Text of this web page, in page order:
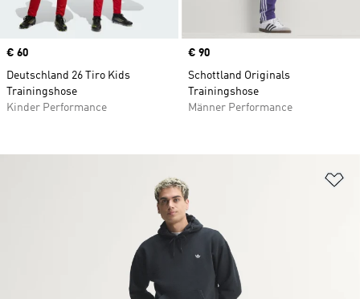
Price
€ 60
Deutschland 26 Tiro Kids
Trainingshose
Kinder Performance
Price
€ 90
Schottland Originals
Trainingshose
Männer Performance